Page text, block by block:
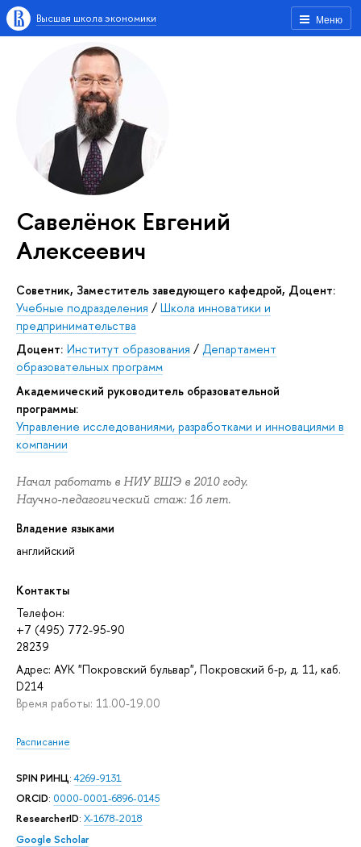
Меню
Высшая школа экономики
Савелёнок Евгений
Алексеевич
Советник, Заместитель заведующего кафедрой, Доцент:
Учебные подразделения / Школа инноватики и
предпринимательства
Доцент: Институт образования / Департамент
образовательных программ
Академический руководитель образовательной
программы:
Управление исследованиями, разработками и инновациями в
компании
Начал работать в НИУ ВШЭ в 2010 году.
Научно-педагогический стаж: 16 лет.
Владение языками
английский
Контакты
Телефон:
+7 (495) 772-95-90
28239
Адрес: АУК "Покровский бульвар", Покровский б-р, д. 11, каб.
D214
Время работы: 11.00-19.00
Расписание
SPIN РИНЦ:4269-9131
ORCID: 0000-0001-6896-0145
ResearcherID: X-1678-2018
Google Scholar